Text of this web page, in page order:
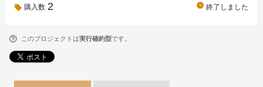
購入数 2 watch_later 終了しました
このプロジェクトは実行確約型です。